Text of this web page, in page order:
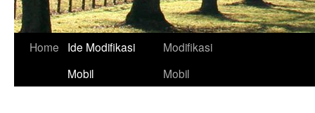
Home
Ide Modifikasi
Mobil
Modifikasi
Mobil